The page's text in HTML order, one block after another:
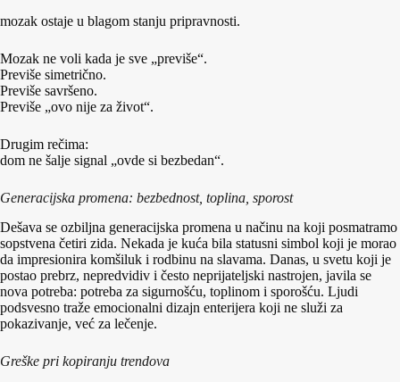
mozak ostaje u blagom stanju pripravnosti.
Mozak ne voli kada je sve „previše“.
Previše simetrično.
Previše savršeno.
Previše „ovo nije za život“.
Drugim rečima:
dom ne šalje signal „ovde si bezbedan“.
Generacijska promena: bezbednost, toplina, sporost
Dešava se ozbiljna generacijska promena u načinu na koji posmatramo
sopstvena četiri zida. Nekada je kuća bila statusni simbol koji je morao
da impresionira komšiluk i rodbinu na slavama. Danas, u svetu koji je
postao prebrz, nepredvidiv i često neprijateljski nastrojen, javila se
nova potreba: potreba za sigurnošću, toplinom i sporošću. Ljudi
podsvesno traže emocionalni dizajn enterijera koji ne služi za
pokazivanje, već za lečenje.
Greške pri kopiranju trendova